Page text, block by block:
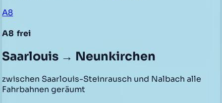
A8
A8 frei
Saarlouis → Neunkirchen
zwischen Saarlouis-Steinrausch und Nalbach alle
Fahrbahnen geräumt